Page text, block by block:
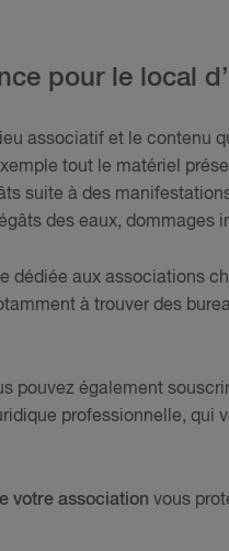
pour le local
associatif et le contenu
tout le matériel
suite à des
des eaux, dommages
dédiée aux associations
à trouver des
pouvez également
professionnelle, qui
votre association vous